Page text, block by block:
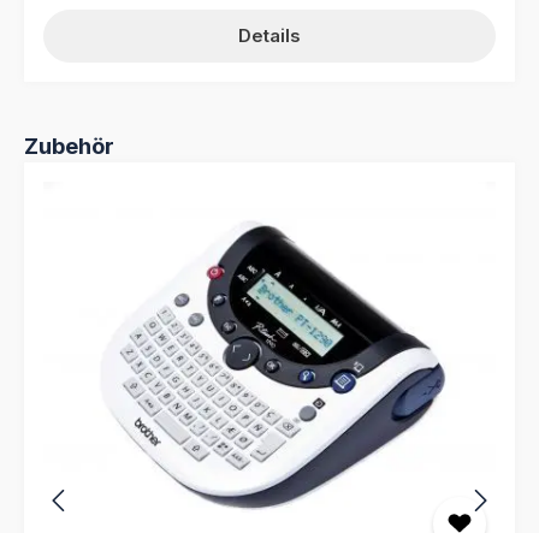
wir einen Druckservice nach Ihre Vorgaben (Dateien) an.
Details
Produktgalerie überspringen
Zubehör